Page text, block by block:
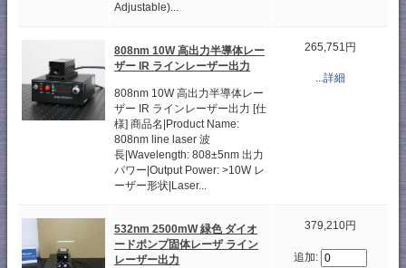
Adjustable)...
808nm 10W 高出力半導体レー
ザー IR ラインレーザー出力
808nm 10W 高出力半導体レー
ザー IR ラインレーザー出力 [仕
様] 商品名|Product Name:
808nm line laser 波
長|Wavelength: 808±5nm 出力
パワー|Output Power: >10W レ
ーザー形状|Laser...
265,751円
...詳細
532nm 2500mW 緑色 ダイオ
ードポンプ固体レーザ ライン
レーザー出力
379,210円
追加: